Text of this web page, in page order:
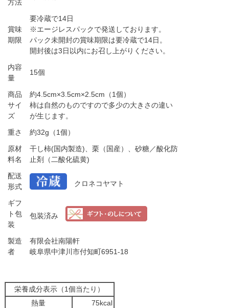
方法
賞味
期限
要冷蔵で14日
※エージレスパックで発送しております。
パック未開封の賞味期限は要冷蔵で14日。
開封後は3日以内にお召し上がりください。
内容
量
15個
商品
サイ
ズ
約4.5cm×3.5cm×2.5cm（1個）
柿は自然のものですので多少の大きさの違い
が生じます。
重さ
約32g（1個）
原材
料名
干し柿(国内製造)、栗（国産）、砂糖／酸化防
止剤（二酸化硫黄)
配送
形式
クロネコヤマト
ギフ
ト包
装
包装済み
製造
者
有限会社南陽軒
岐阜県中津川市付知町6951-18
栄養成分表示（1個当たり）
熱量
75kcal